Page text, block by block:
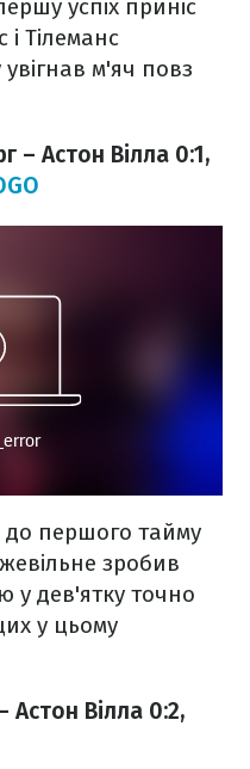
успіх приніс
і Тілеманс
м'яч повз
– Астон Вілла 0:1,
першого тайму
зробив
у дев'ятку точно
у цьому
Астон Вілла 0:2,